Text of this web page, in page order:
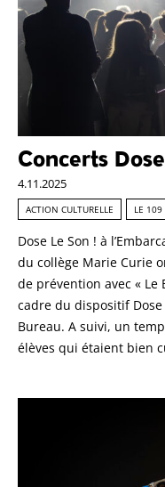
Concerts
4.11.2025
ACTION CULTURELLE LE 109
Dose Le Son ! à
du collège Marie Curie
de prévention avec « Le
cadre du dispositif
Bureau. A suivi, un
élèves qui étaient bien